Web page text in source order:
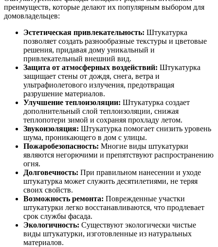
преимуществ, которые делают их популярным выбором для
домовладельцев:
Эстетическая привлекательность: Штукатурка
позволяет создать разнообразные текстуры и цветовые
решения, придавая дому уникальный и
привлекательный внешний вид.
Защита от атмосферных воздействий: Штукатурка
защищает стены от дождя, снега, ветра и
ультрафиолетового излучения, предотвращая
разрушение материалов.
Улучшение теплоизоляции: Штукатурка создает
дополнительный слой теплоизоляции, снижая
теплопотери зимой и сохраняя прохладу летом.
Звукоизоляция: Штукатурка помогает снизить уровень
шума, проникающего в дом с улицы.
Пожаробезопасность: Многие виды штукатурки
являются негорючими и препятствуют распространению
огня.
Долговечность: При правильном нанесении и уходе
штукатурка может служить десятилетиями, не теряя
своих свойств.
Возможность ремонта: Поврежденные участки
штукатурки легко восстанавливаются, что продлевает
срок службы фасада.
Экологичность: Существуют экологически чистые
виды штукатурки, изготовленные из натуральных
материалов.